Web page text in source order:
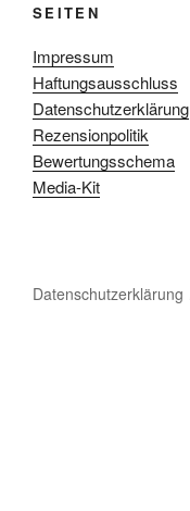
SEITEN
Impressum
Haftungsausschluss
Datenschutzerklärung
Rezensionpolitik
Bewertungsschema
Media-Kit
Datenschutzerklärung